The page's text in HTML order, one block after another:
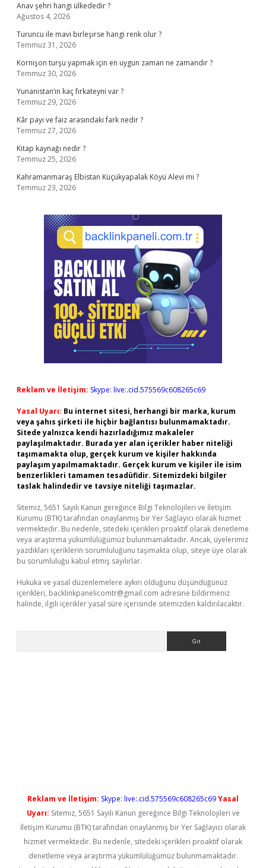
Anav şehri hangi ülkededir ?
Ağustos 4, 2026
Turuncu ile mavi birleşirse hangi renk olur ?
Temmuz 31, 2026
Kornişon turşu yapmak için en uygun zaman ne zamandır ?
Temmuz 30, 2026
Yunanistan’ın kaç fırkateyni var ?
Temmuz 29, 2026
Kâr payı ve faiz arasındaki fark nedir ?
Temmuz 27, 2026
Kitap kaynağı nedir ?
Temmuz 25, 2026
Kahramanmaraş Elbistan Küçükyapalak Köyü Alevi mi ?
Temmuz 23, 2026
Reklam ve İletişim: Skype: live:.cid.575569c608265c69
Yasal Uyarı: Bu internet sitesi, herhangi bir marka, kurum
veya şahıs şirketi ile hiçbir bağlantısı bulunmamaktadır.
Sitede yalnızca kendi hazırladığımız makaleler
paylaşılmaktadır. Burada yer alan içerikler haber niteliği
taşımamakta olup, gerçek kurum ve kişiler hakkında
paylaşım yapılmamaktadır. Gerçek kurum ve kişiler ile isim
benzerlikleri tamamen tesadüfidir. Sitemizdeki bilgiler
taslak halindedir ve tavsiye niteliği taşımazlar.
Sitemiz, 5651 Sayılı Kanun gereğince Bilgi Teknolojileri ve İletişim
Kurumu (BTK) tarafından onaylanmış bir Yer Sağlayıcı olarak hizmet
vermektedir. Bu nedenle, sitedeki içerikleri proaktif olarak denetleme
veya araştırma yükümlülüğümüz bulunmamaktadır. Ancak, üyelerimiz
yazdıkları içeriklerin sorumluluğunu taşımakta olup, siteye üye olarak
bu sorumluluğu kabul etmiş sayılırlar.
Hukuka ve yasal düzenlemelere aykırı olduğunu düşündüğünüz
içerikleri, backlinkpanelicomtr@gmail.com adresine bildirmeniz
halinde, ilgili içerikler yasal süre içerisinde sitemizden kaldırılacaktır.
Reklam ve İletişim: Skype: live:.cid.575569c608265c69Yasal
Uyarı: Sitemiz, 5651 Sayılı Kanun gereğince Bilgi Teknolojileri ve
İletişim Kurumu (BTK) tarafından onaylanmış bir Yer Sağlayıcı olarak
hizmet vermektedir. Bu nedenle, sitedeki içerikleri proaktif olarak
denetleme veya araştırma yükümlülüğümüz bulunmamaktadır.